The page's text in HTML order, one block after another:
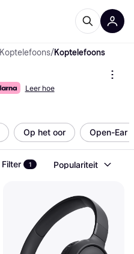
Koptelefoons/Koptelefoons
Leer hoe
Op het oor Open-Ear
Filter 1 Populariteit